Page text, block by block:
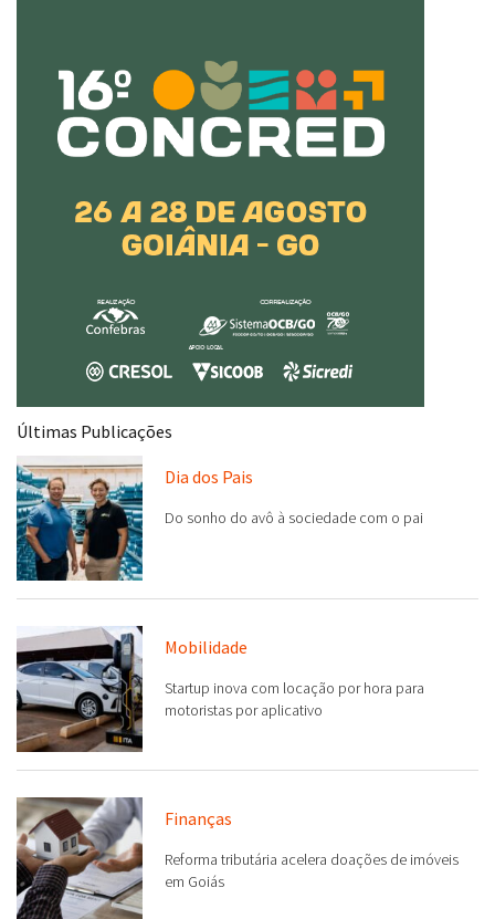
Últimas Publicações
Dia dos Pais
Do sonho do avô à sociedade com o pai
Mobilidade
Startup inova com locação por hora para
motoristas por aplicativo
Finanças
Reforma tributária acelera doações de imóveis
em Goiás